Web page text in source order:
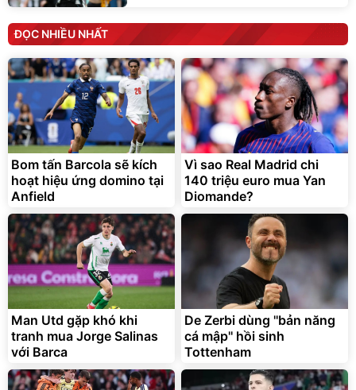
ĐỌC NHIỀU NHẤT
Bom tấn Barcola sẽ kích
hoạt hiệu ứng domino tại
Anfield
Vì sao Real Madrid chi
140 triệu euro mua Yan
Diomande?
Man Utd gặp khó khi
tranh mua Jorge Salinas
với Barca
De Zerbi dùng ''bản năng
cá mập'' hồi sinh
Tottenham